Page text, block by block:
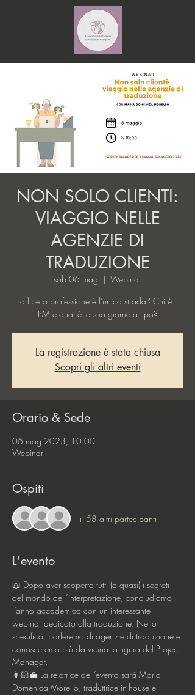
NON SOLO CLIENTI:
VIAGGIO NELLE
AGENZIE DI
TRADUZIONE
sab 06 mag
  |
Webinar
La libera professione è l'unica strada? Chi è il
PM e qual è la sua giornata tipo?
La registrazione è stata chiusa
Scopri gli altri eventi
Orario & Sede
06 mag 2023, 10:00
Webinar
Ospiti
+ 58 altri partecipanti
L'evento
📖 Dopo aver scoperto tutti (o quasi) i segreti
del mondo dell’interpretazione, concludiamo
l’anno accademico con un interessante
webinar dedicato alla traduzione. Nello
specifico, parleremo di agenzie di traduzione e
conosceremo più da vicino la figura del Project
Manager.
👩🏻‍💼 La relatrice dell’evento sarà Maria
Domenica Morello, traduttrice in-house e